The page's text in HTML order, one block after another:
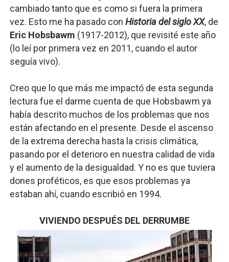
cambiado tanto que es como si fuera la primera
vez. Esto me ha pasado con Historia del siglo XX, de
Eric Hobsbawm (1917-2012), que revisité este año
(lo leí por primera vez en 2011, cuando el autor
seguía vivo).
Creo que lo que más me impactó de esta segunda
lectura fue el darme cuenta de que Hobsbawm ya
había descrito muchos de los problemas que nos
están afectando en el presente. Desde el ascenso
de la extrema derecha hasta la crisis climática,
pasando por el deterioro en nuestra calidad de vida
y el aumento de la desigualdad. Y no es que tuviera
dones proféticos, es que esos problemas ya
estaban ahí, cuando escribió en 1994.
VIVIENDO DESPUÉS DEL DERRUMBE